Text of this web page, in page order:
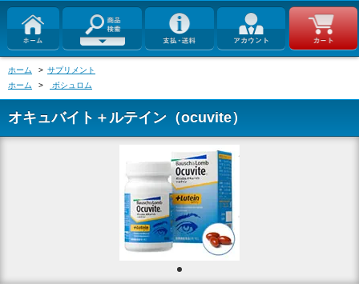
ホーム > サプリメント
ホーム
> ボシュロム
オキュバイト＋ルテイン（ocuvite）